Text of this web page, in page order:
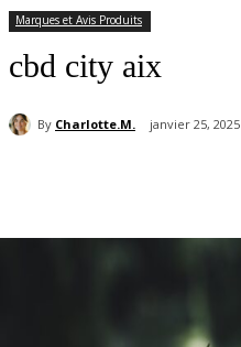
Marques et Avis Produits
cbd city aix
By Charlotte.M. janvier 25, 2025